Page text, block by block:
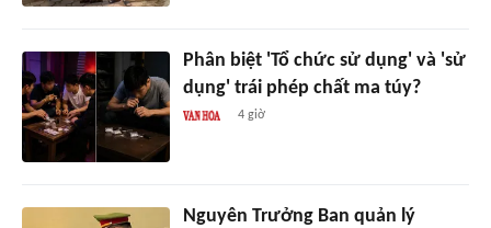
Phân biệt 'Tổ chức sử dụng' và 'sử
dụng' trái phép chất ma túy?
4 giờ
Nguyên Trưởng Ban quản lý